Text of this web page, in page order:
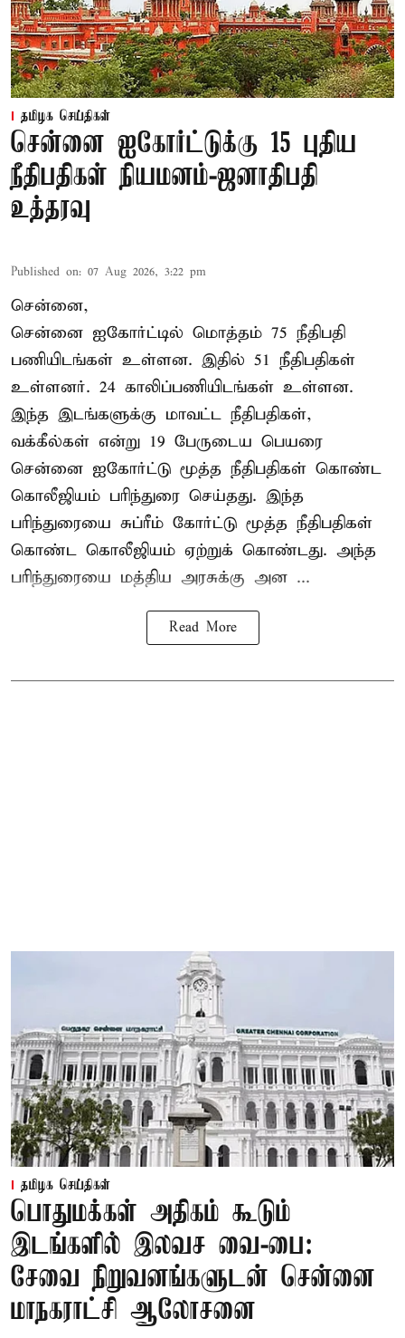
தமிழக செய்திகள்
சென்னை ஐகோர்ட்டுக்கு 15 புதிய
நீதிபதிகள் நியமனம்-ஜனாதிபதி
உத்தரவு
Published on: 07 Aug 2026, 3:22 pm
சென்னை,
சென்னை ஐகோர்ட்டில் மொத்தம் 75 நீதிபதி
பணியிடங்கள் உள்ளன. இதில் 51 நீதிபதிகள்
உள்ளனர். 24 காலிப்பணியிடங்கள் உள்ளன.
இந்த இடங்களுக்கு மாவட்ட நீதிபதிகள்,
வக்கீல்கள் என்று 19 பேருடைய பெயரை
சென்னை ஐகோர்ட்டு மூத்த நீதிபதிகள் கொண்ட
கொலீஜியம் பரிந்துரை செய்தது. இந்த
பரிந்துரையை சுப்ரீம் கோர்ட்டு மூத்த நீதிபதிகள்
கொண்ட கொலீஜியம் ஏற்றுக் கொண்டது. அந்த
பரிந்துரையை மத்திய அரசுக்கு அன ...
Read More
தமிழக செய்திகள்
பொதுமக்கள் அதிகம் கூடும்
இடங்களில் இலவச வை-பை:
சேவை நிறுவனங்களுடன் சென்னை
மாநகராட்சி ஆலோசனை